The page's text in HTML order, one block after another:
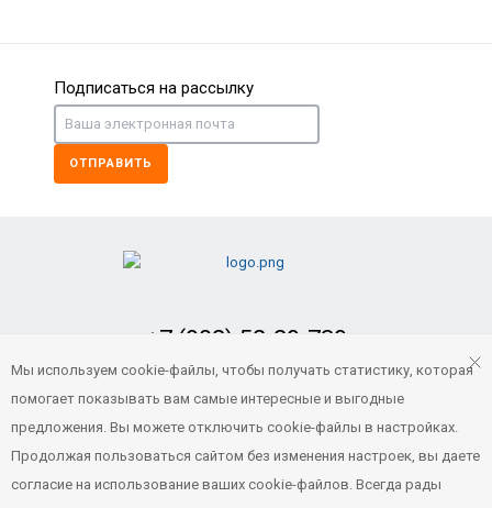
Подписаться на рассылку
ОТПРАВИТЬ
+7 (902) 52-29-739
Заказать обратный звонок
© 2021 Все права защищены
Мы используем cookie-файлы, чтобы получать статистику, которая
помогает показывать вам самые интересные и выгодные
предложения. Вы можете отключить cookie-файлы в настройках.
Продолжая пользоваться сайтом без изменения настроек, вы даете
согласие на использование ваших cookie-файлов. Всегда рады